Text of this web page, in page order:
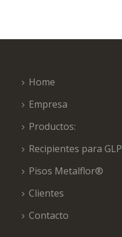
Home
Empresa
Productos:
Recipientes para GLP
Pisos Metalflor®
Clientes
Contacto